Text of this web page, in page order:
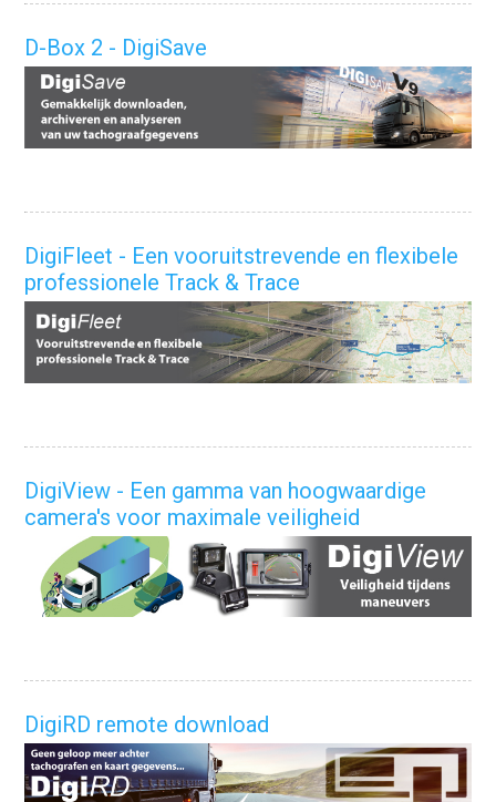
D-Box 2 - DigiSave
DigiFleet - Een vooruitstrevende en flexibele
professionele Track & Trace
DigiView - Een gamma van hoogwaardige
camera's voor maximale veiligheid
DigiRD remote download